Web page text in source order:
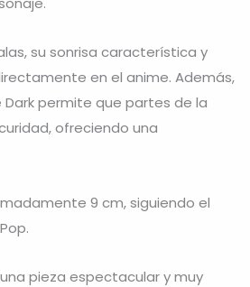
su sonrisa característica y
en el anime. Además,
permite que partes de la
ofreciendo una
9 cm, siguiendo el
pieza espectacular y muy